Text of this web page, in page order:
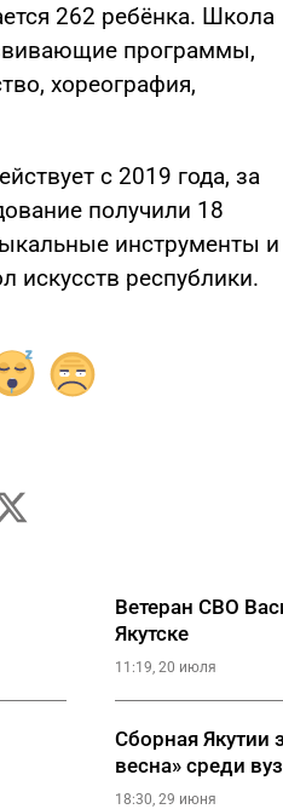
262 ребёнка. Школа
программы,
хореография,
с 2019 года, за
получили 18
инструменты и
искусств республики.
Ветеран СВО
Якутске
11:19, 20 июля
Сборная Якутии
весна» среди
18:30, 29 июня